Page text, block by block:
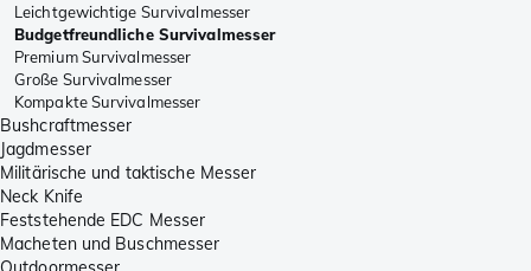
Leichtgewichtige Survivalmesser
Budgetfreundliche Survivalmesser
Premium Survivalmesser
Große Survivalmesser
Kompakte Survivalmesser
Bushcraftmesser
Jagdmesser
Militärische und taktische Messer
Neck Knife
Feststehende EDC Messer
Macheten und Buschmesser